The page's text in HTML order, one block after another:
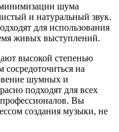
шума
и натуральный звук.
для использования
живых выступлений.
высокой степенью
на
шумных и
подходят для всех
Вы
создания музыки, не